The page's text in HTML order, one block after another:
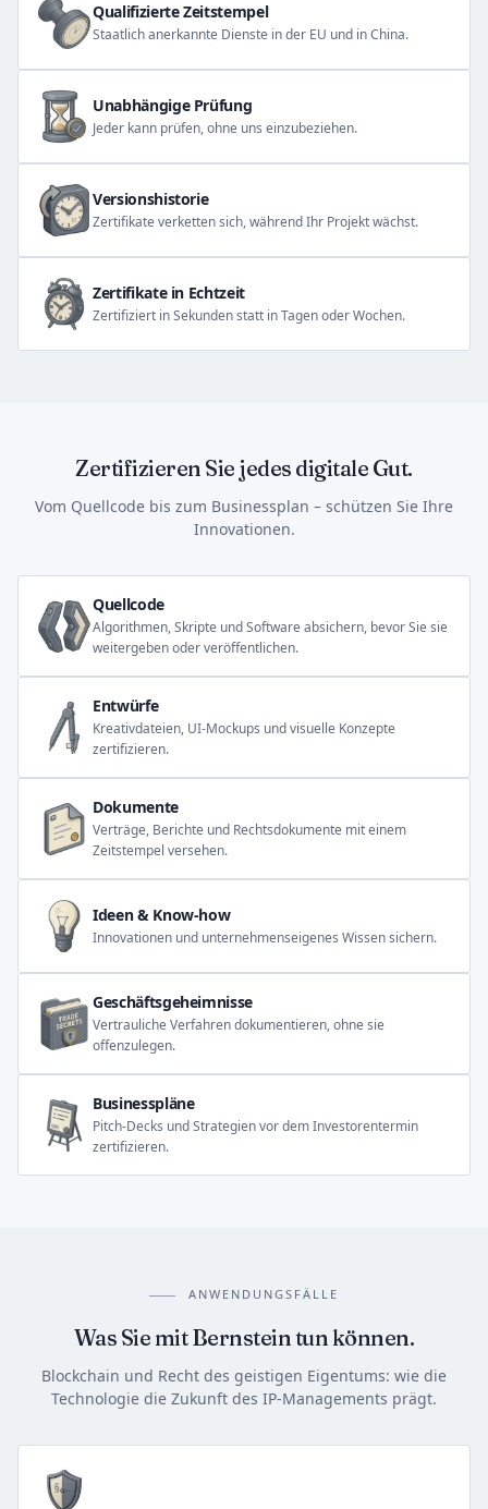
Qualifizierte Zeitstempel
Staatlich anerkannte Dienste in der EU und in China.
Unabhängige Prüfung
Jeder kann prüfen, ohne uns einzubeziehen.
Versionshistorie
Zertifikate verketten sich, während Ihr Projekt wächst.
Zertifikate in Echtzeit
Zertifiziert in Sekunden statt in Tagen oder Wochen.
Zertifizieren Sie jedes digitale Gut.
Vom Quellcode bis zum Businessplan – schützen Sie Ihre
Innovationen.
Quellcode
Algorithmen, Skripte und Software absichern, bevor Sie sie
weitergeben oder veröffentlichen.
Entwürfe
Kreativdateien, UI-Mockups und visuelle Konzepte
zertifizieren.
Dokumente
Verträge, Berichte und Rechtsdokumente mit einem
Zeitstempel versehen.
Ideen & Know-how
Innovationen und unternehmenseigenes Wissen sichern.
Geschäftsgeheimnisse
Vertrauliche Verfahren dokumentieren, ohne sie
offenzulegen.
Businesspläne
Pitch-Decks und Strategien vor dem Investorentermin
zertifizieren.
ANWENDUNGSFÄLLE
Was Sie mit Bernstein tun können.
Blockchain und Recht des geistigen Eigentums: wie die
Technologie die Zukunft des IP-Managements prägt.